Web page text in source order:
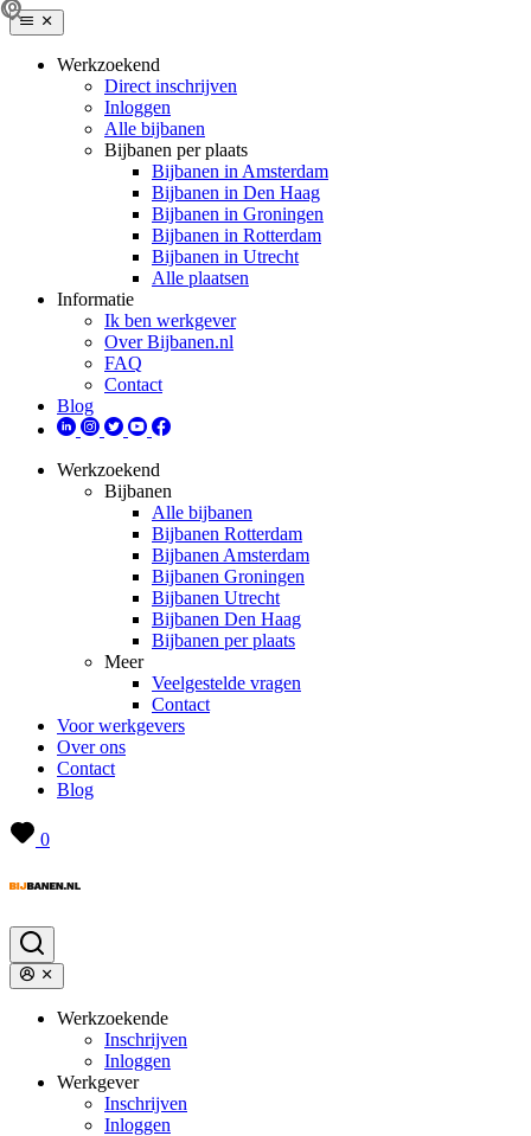
Werkzoekend
Direct inschrijven
Inloggen
Alle bijbanen
Bijbanen per plaats
Bijbanen in Amsterdam
Bijbanen in Den Haag
Bijbanen in Groningen
Bijbanen in Rotterdam
Bijbanen in Utrecht
Alle plaatsen
Informatie
Ik ben werkgever
Over Bijbanen.nl
FAQ
Contact
Blog
Werkzoekend
Bijbanen
Alle bijbanen
Bijbanen Rotterdam
Bijbanen Amsterdam
Bijbanen Groningen
Bijbanen Utrecht
Bijbanen Den Haag
Bijbanen per plaats
Meer
Veelgestelde vragen
Contact
Voor werkgevers
Over ons
Contact
Blog
0
Werkzoekende
Inschrijven
Inloggen
Werkgever
Inschrijven
Inloggen